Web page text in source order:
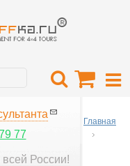
77
России!
Главная